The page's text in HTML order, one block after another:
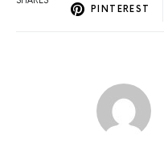
PINTEREST